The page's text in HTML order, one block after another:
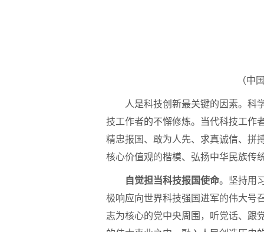
（中国
人是科技创新最关键的因素。科学
技工作者的不懈修炼。当代科技工作
精忠报国、敢为人先、求真诚信、拼
核心价值观的楷模、弘扬中华民族传
自觉担当科技报国使命。坚持用
极响应向世界科技强国进军的伟大号
志为核心的党中央周围，听党话、跟